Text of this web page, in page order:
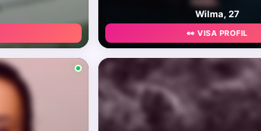
Wilma, 27
👀 VISA PROFIL